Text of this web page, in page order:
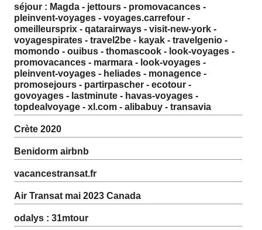
séjour : Magda - jettours - promovacances -
pleinvent-voyages - voyages.carrefour -
omeilleursprix - qatarairways - visit-new-york -
voyagespirates - travel2be - kayak - travelgenio -
momondo - ouibus - thomascook - look-voyages -
promovacances - marmara - look-voyages -
pleinvent-voyages - heliades - monagence -
promosejours - partirpascher - ecotour -
govoyages - lastminute - havas-voyages -
topdealvoyage - xl.com - alibabuy - transavia
Crète 2020
Benidorm airbnb
vacancestransat.fr
Air Transat mai 2023 Canada
odalys : 31mtour